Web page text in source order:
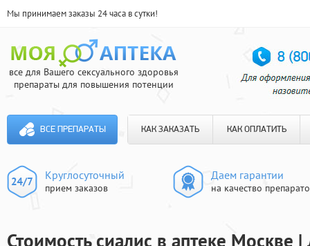
Мы принимаем заказы 24 часа в сутки!
все для Вашего сексуального здоровья
препараты для повышения потенции
ВСЕ ПРЕПАРАТЫ КАК ЗАКАЗАТЬ КАК ОПЛАТИТЬ
Круглосуточный
прием заказов
Даем гарантии
на качество
Стоимость сиалис в аптеке Москве